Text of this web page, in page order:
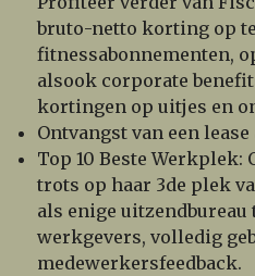
bruto-netto korting op
fitnessabonnementen,
alsook corporate
kortingen op uitjes en
Ontvangst van een lease
Top 10 Beste Werkplek:
trots op haar 3de plek
als enige uitzendbureau
werkgevers, volledig
medewerkersfeedback.